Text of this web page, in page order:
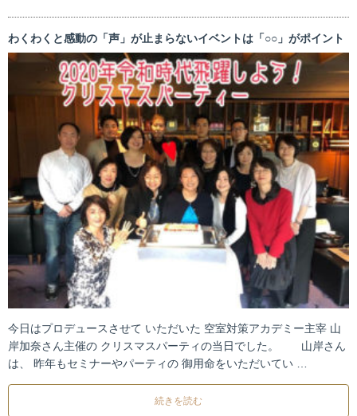
わくわくと感動の「声」が止まらないイベントは「○○」がポイント
今日はプロデュースさせて いただいた 空室対策アカデミー主宰 山
岸加奈さん主催の クリスマスパーティの当日でした。 山岸さん
は、 昨年もセミナーやパーティの 御用命をいただいてい …
続きを読む